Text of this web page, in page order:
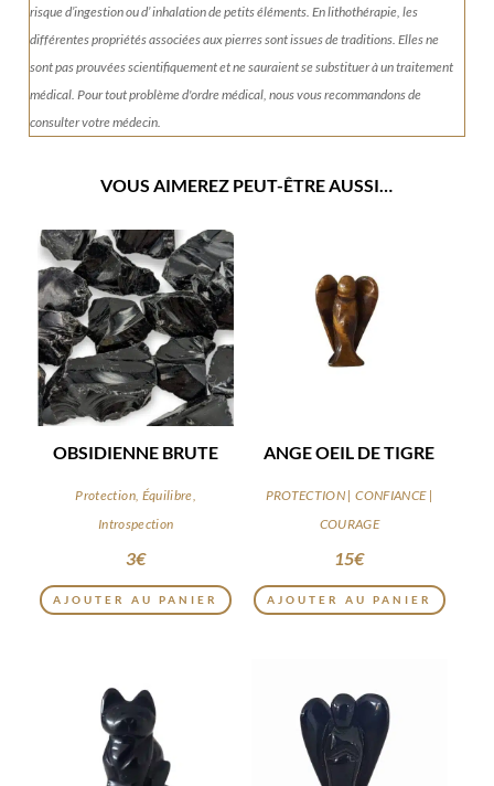
risque d’ingestion ou d’ inhalation de petits éléments.En lithothérapie, les
différentes propriétés associées aux pierres sont issues de traditions. Elles ne
sont pas prouvées scientifiquement et ne sauraient se substituer à un traitement
médical. Pour tout problème d'ordre médical, nous vous recommandons de
consulter votre médecin.
VOUS AIMEREZ PEUT-ÊTRE AUSSI…
OBSIDIENNE BRUTE
Protection, Équilibre,
Introspection
3€
AJOUTER AU PANIER
ANGE OEIL DE TIGRE
PROTECTION | CONFIANCE |
COURAGE
15€
AJOUTER AU PANIER